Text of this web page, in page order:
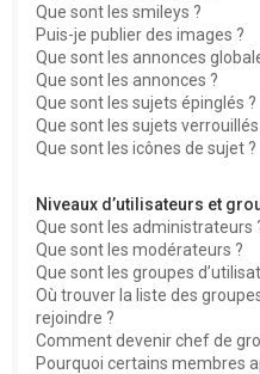
Que sont les smileys ?
Puis-je publier des images ?
Que sont les annonces
Que sont les annonces ?
Que sont les sujets épinglés ?
Que sont les sujets verrouillés
Que sont les icônes de sujet ?
Niveaux d’utilisateurs et
Que sont les administrateurs
Que sont les modérateurs ?
Que sont les groupes
Où trouver la liste des
rejoindre ?
Comment devenir chef de
Pourquoi certains membres